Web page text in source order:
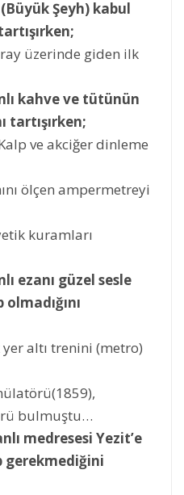
Şeyh) kabul
üzerinde giden ilk
kahve ve tütünün
tartışırken;
ve akciğer dinleme
ölçen ampermetreyi
kuramları
ezanı güzel sesle
altı trenini (metro)
bulmuştu…
medresesi Yezit’e
gerekmediğini